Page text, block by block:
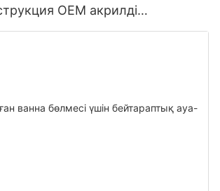
OEM акрилді
тығыздағыш